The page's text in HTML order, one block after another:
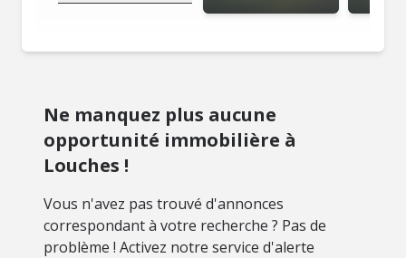
Ne manquez plus aucune
opportunité immobilière à
Louches !
Vous n'avez pas trouvé d'annonces
correspondant à votre recherche ? Pas de
problème ! Activez notre service d'alerte